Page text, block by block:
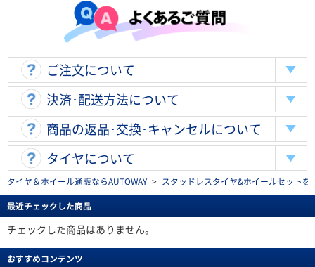
ご注文について
決済･配送方法について
商品の返品･交換･キャンセルについて
タイヤについて
タイヤ＆ホイール通販ならAUTOWAY > スタッドレスタイヤ&ホイールセット
最近チェックした商品
チェックした商品はありません。
おすすめコンテンツ